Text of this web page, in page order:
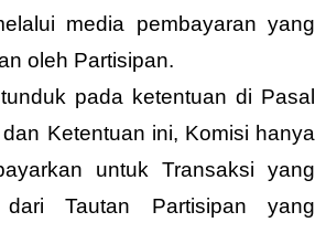
media pembayaran yang
oleh Partisipan.
pada ketentuan di Pasal
Ketentuan ini, Komisi hanya
untuk Transaksi yang
dari Tautan Partisipan yang